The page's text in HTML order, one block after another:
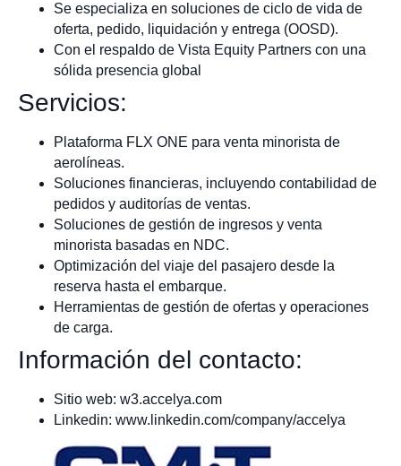
Se especializa en soluciones de ciclo de vida de
oferta, pedido, liquidación y entrega (OOSD).
Con el respaldo de Vista Equity Partners con una
sólida presencia global
Servicios:
Plataforma FLX ONE para venta minorista de
aerolíneas.
Soluciones financieras, incluyendo contabilidad de
pedidos y auditorías de ventas.
Soluciones de gestión de ingresos y venta
minorista basadas en NDC.
Optimización del viaje del pasajero desde la
reserva hasta el embarque.
Herramientas de gestión de ofertas y operaciones
de carga.
Información del contacto:
Sitio web: w3.accelya.com
Linkedin: www.linkedin.com/company/accelya